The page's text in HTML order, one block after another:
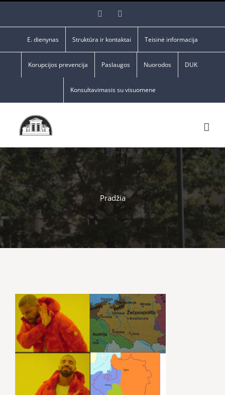
Facebook
E. dienynas Struktūra ir kontaktai Teisinė informacija
Korupcijos prevencija Paslaugos Nuorodos DUK
Konsultavimasis su visuomene
Pradžia